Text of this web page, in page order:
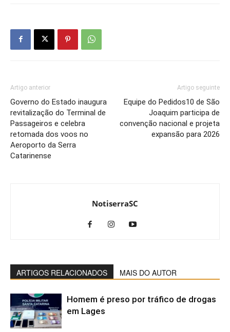
Artigo anterior
Governo do Estado inaugura
revitalização do Terminal de
Passageiros e celebra
retomada dos voos no
Aeroporto da Serra
Catarinense
Artigo seguinte
Equipe do Pedidos10 de São
Joaquim participa de
convenção nacional e projeta
expansão para 2026
NotiserraSC
ARTIGOS RELACIONADOS MAIS DO AUTOR
Homem é preso por tráfico de drogas
em Lages